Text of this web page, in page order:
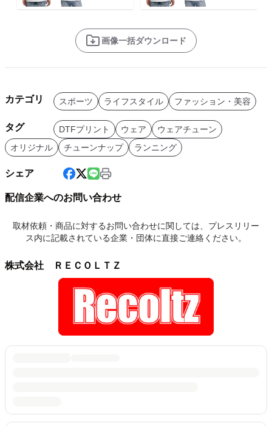
画像一括ダウンロード
カテゴリ スポーツ ライフスタイル ファッション・美容
タグ DTFプリント ウェア
ウェアチューン
オリジナル
チューンナップ ランニング
シェア
配信企業へのお問い合わせ
取材依頼・商品に対するお問い合わせに関しては、プレスリリー
ス内に記載されている企業・団体に直接ご連絡ください。
株式会社 ＲＥＣＯＬＴＺ